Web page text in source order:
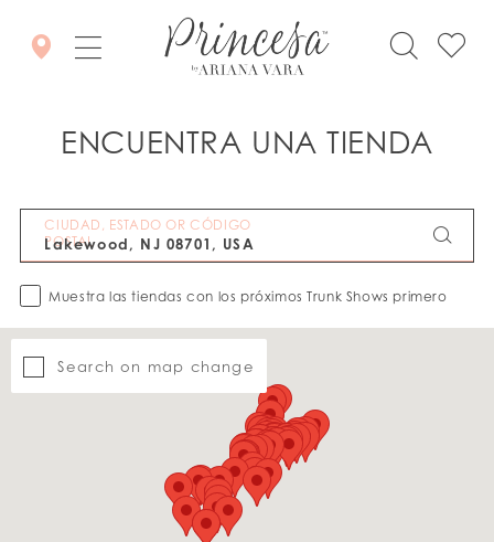
ENCUENTRA UNA TIENDA
CIUDAD, ESTADO OR CÓDIGO
POSTAL
Muestra las tiendas con los próximos Trunk Shows primero
Search on map change